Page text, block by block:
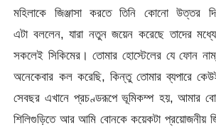
মহিলাকে জিঞ্জাসা করতে তিনি কোনো উত্তর
এটা বললেন, যারা নতুন জয়েন করেছে তাদের
সকলেই সিকিমের। তোমার হোস্টেলের যে ফোন
অনেকেবার কল করেছি, কিন্তু তোমার ব্যপারে
সেবছর এখানে প্রচণ্ডরূপে ভূমিকম্প হয়, আমার
শিলিগুড়িতে আর আমি বোনকে কয়েকটা প্রয়োজনীয়